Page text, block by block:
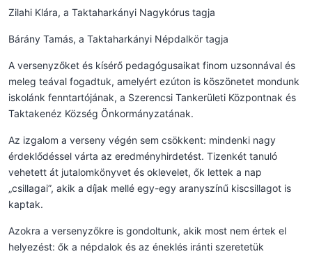
Zilahi Klára, a Taktaharkányi Nagykórus tagja
Bárány Tamás, a Taktaharkányi Népdalkör tagja
A versenyzőket és kísérő pedagógusaikat finom uzsonnával és
meleg teával fogadtuk, amelyért ezúton is köszönetet mondunk
iskolánk fenntartójának, a Szerencsi Tankerületi Központnak és
Taktakenéz Község Önkormányzatának.
Az izgalom a verseny végén sem csökkent: mindenki nagy
érdeklődéssel várta az eredményhirdetést. Tizenkét tanuló
vehetett át jutalomkönyvet és oklevelet, ők lettek a nap
„csillagai”, akik a díjak mellé egy-egy aranyszínű kiscsillagot is
kaptak.
Azokra a versenyzőkre is gondoltunk, akik most nem értek el
helyezést: ők a népdalok és az éneklés iránti szeretetük